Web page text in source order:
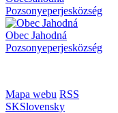
Pozsonyeperjesközség
Obec Jahodná
Pozsonyeperjesközség
Mapa webu RSS
SKSlovensky